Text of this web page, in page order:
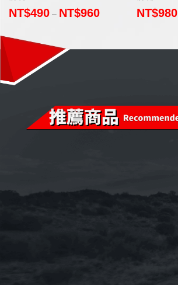
裝進口)
NT$490– NT$960
裝進口)
NT$980